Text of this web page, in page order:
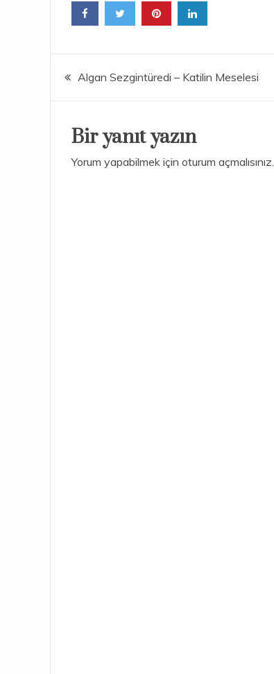
Yazı
gezinmesi
Algan Sezgintüredi – Katilin Meselesi
Bir yanıt yazın
Yorum yapabilmek için oturum açmalısınız.